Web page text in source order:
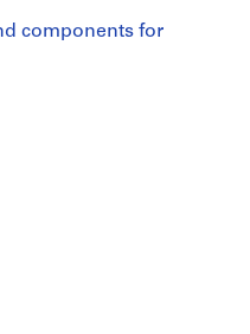
components for